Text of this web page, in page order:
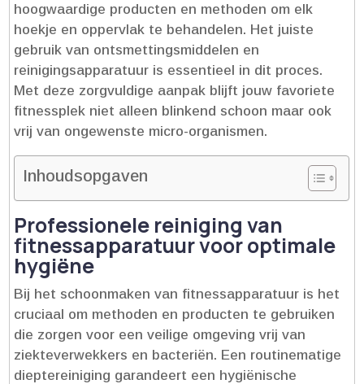
hoogwaardige producten en methoden om elk
hoekje en oppervlak te behandelen.​ Het juiste
gebruik van ontsmettingsmiddelen en
reinigingsapparatuur is essentieel in dit proces.​
Met deze zorgvuldige aanpak blijft jouw favoriete
fitnessplek niet alleen blinkend schoon maar ook
vrij van ongewenste micro-organismen.​
Inhoudsopgaven
Professionele reiniging van
fitnessapparatuur voor optimale
hygiëne
Bij het schoonmaken van fitnessapparatuur is het
cruciaal om methoden en producten te gebruiken
die zorgen voor een veilige omgeving vrij van
ziekteverwekkers en bacteriën.​ Een routinematige
dieptereiniging garandeert een hygiënische